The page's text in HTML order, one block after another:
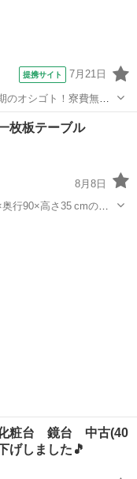
提携サイト 7月21日
のオシゴト！寮費無料
★未経験活躍中！高時
枚板テーブル
8月8日
粧台 鏡台 中古(40
げしました🎵